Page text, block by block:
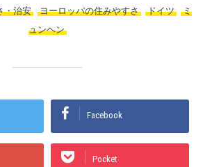
・治安 ヨーロッパの住みやすさ ドイツ
ミ
ュンヘン
Facebook
Pocket